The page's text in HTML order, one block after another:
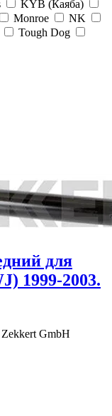
KYB (Каяба)
Monroe
NK
Tough Dog
для
1999-2003.
GmbH